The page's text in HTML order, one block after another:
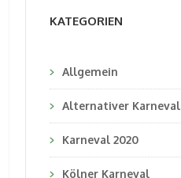
KATEGORIEN
Allgemein
Alternativer Karneval
Karneval 2020
Kölner Karneval